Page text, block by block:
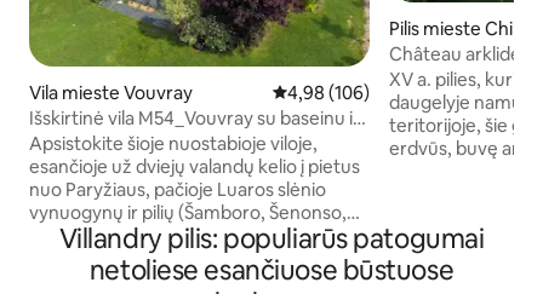
Vila mieste Vouvray Vidutinis įvertinimas: 4,98 iš 5,
4,98 (106)
Išskirtinė vila M54_Vouvray su baseinu ir
SPA Loarės slėnyje
Apsistokite šioje nuostabioje viloje,
esančioje už dviejų valandų kelio į pietus
nuo Paryžiaus, pačioje Luaros slėnio
vynuogynų ir pilių (Šamboro, Šenonso,
Ambuazo ir kt.) širdyje. Visame būste yra
oro kondicionierius, galite mėgautis
didele teritorija (1 700 kv. m, didele
Pilis mieste
Château arklidės
XV a. pilies, kuri
daugelyje namų
teritorijoje, šie
erdvūs, buvę
storos vietinio
vasarą išlaiko
mėnesiais, kai
Villandry pilis: populiarūs patogumai
netoliese esančiuose būstuose